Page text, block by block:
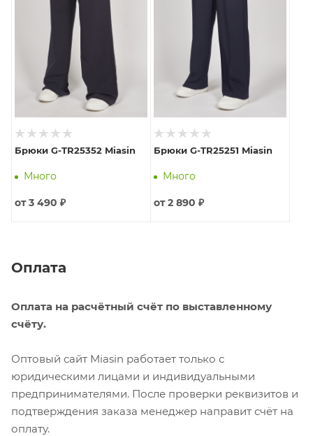
Брюки G-TR25352 Miasin
Много
от3 490 ₽
Брюки G-TR25251 Miasin
Много
от2 890 ₽
Оплата
Оплата на расчётный счёт по выставленному
счёту.
Оптовый сайт Miasin работает только с
юридическими лицами и индивидуальными
предпринимателями. После проверки реквизитов и
подтверждения заказа менеджер направит счёт на
оплату.